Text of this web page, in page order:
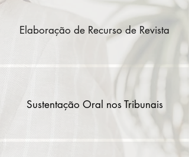
Elaboração de Recurso de Revista
Sustentação Oral nos Tribunais